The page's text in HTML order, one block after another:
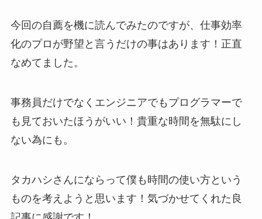
今回の自薦を機に読んでみたのですが、仕事効率
化のプロが野望と言うだけの事はあります！正直
なめてました。
事務員だけでなくエンジニアでもプログラマーで
も見ておいたほうがいい！貴重な時間を無駄にし
ない為にも。
タカハシさんにならって僕も時間の使い方という
ものを考えようと思います！気づかせてくれた良